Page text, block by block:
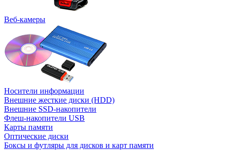
Веб-камеры
Носители информации
Внешние жесткие диски (HDD)
Внешние SSD-накопители
Флеш-накопители USB
Карты памяти
Оптические диски
Боксы и футляры для дисков и карт памяти